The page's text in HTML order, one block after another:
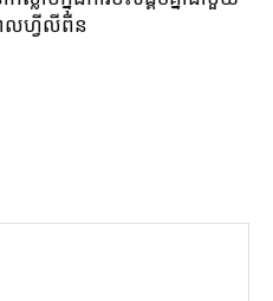
ាលហ្វីលីពីន